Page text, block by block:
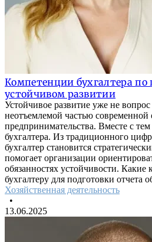
Компетенции бухгалтера по
устойчивом развитии
Устойчивое развитие уже не
неотъемлемой частью современной
предпринимательства. Вместе с
бухгалтера. Из традиционного
бухгалтер становится
помогает организации
обязанностях устойчивости. Какие
бухгалтеру для подготовки отчета
Хозяйственная деятельность
•
13.06.2025